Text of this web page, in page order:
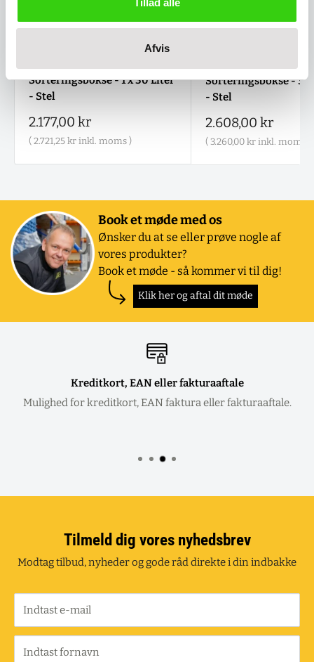
Afvis
Sorteringsbokse - 1 x 30 Liter
- Stel
Salgspris
2.177,00 kr
( 2.721,25 kr inkl. moms )
Sorteringsbokse - 3 x
- Stel
Salgspris
2.608,00 kr
( 3.260,00 krinkl. moms )
Book et møde med os
Ønsker du at se eller prøve nogle af
vores produkter?
Book et møde - så kommer vi til dig!
Klik her og aftal dit møde
Kreditkort, EAN eller fakturaaftale
Mulighed for kreditkort, EAN faktura eller fakturaaftale.
Tilmeld dig vores nyhedsbrev
Modtag tilbud, nyheder og gode råd direkte i din indbakke
Indtast e-mail
Indtast fornavn